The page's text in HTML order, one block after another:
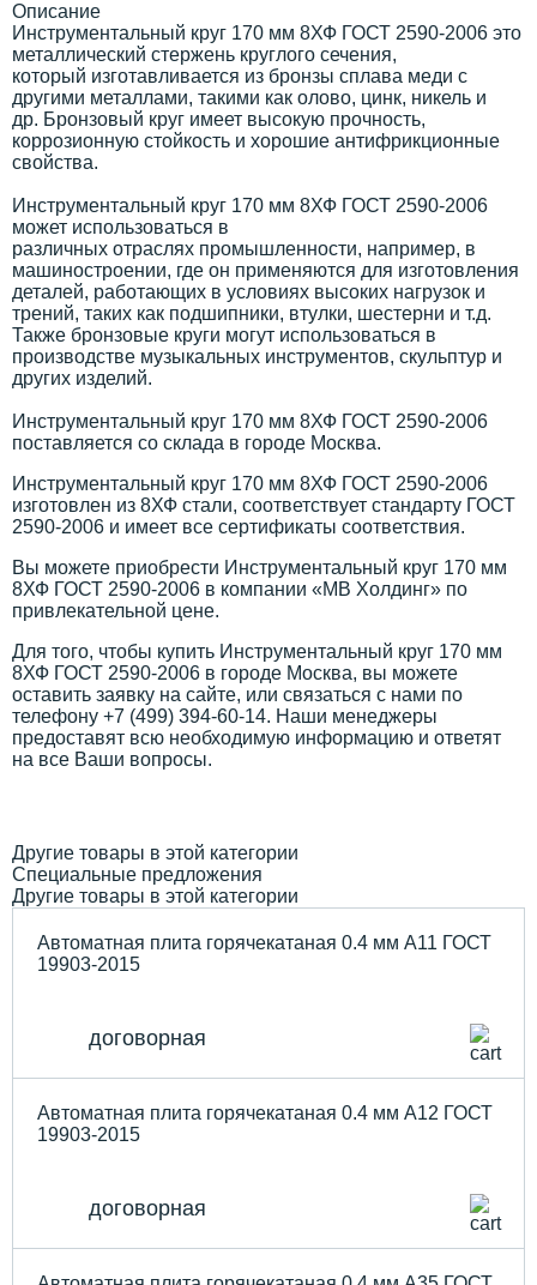
Описание
Инструментальный круг 170 мм 8ХФ ГОСТ 2590-2006 это
металлический стержень круглого сечения,
который изготавливается из бронзы сплава меди с
другими металлами, такими как олово, цинк, никель и
др. Бронзовый круг имеет высокую прочность,
коррозионную стойкость и хорошие антифрикционные
свойства.
Инструментальный круг 170 мм 8ХФ ГОСТ 2590-2006
может использоваться в
различных отраслях промышленности, например, в
машиностроении, где он применяются для изготовления
деталей, работающих в условиях высоких нагрузок и
трений, таких как подшипники, втулки, шестерни и т.д.
Также бронзовые круги могут использоваться в
производстве музыкальных инструментов, скульптур и
других изделий.
Инструментальный круг 170 мм 8ХФ ГОСТ 2590-2006
поставляется со склада в городе Москва.
Инструментальный круг 170 мм 8ХФ ГОСТ 2590-2006
изготовлен из 8ХФ стали, соответствует стандарту ГОСТ
2590-2006 и имеет все сертификаты соответствия.
Вы можете приобрести Инструментальный круг 170 мм
8ХФ ГОСТ 2590-2006 в компании «МВ Холдинг» по
привлекательной цене.
Для того, чтобы купить Инструментальный круг 170 мм
8ХФ ГОСТ 2590-2006 в городе Москва, вы можете
оставить заявку на сайте, или связаться с нами по
телефону +7 (499) 394-60-14. Наши менеджеры
предоставят всю необходимую информацию и ответят
на все Ваши вопросы.
Другие товары в этой категории
Специальные предложения
Другие товары в этой категории
Автоматная плита горячекатаная 0.4 мм А11 ГОСТ
19903-2015
договорная
Автоматная плита горячекатаная 0.4 мм А12 ГОСТ
19903-2015
договорная